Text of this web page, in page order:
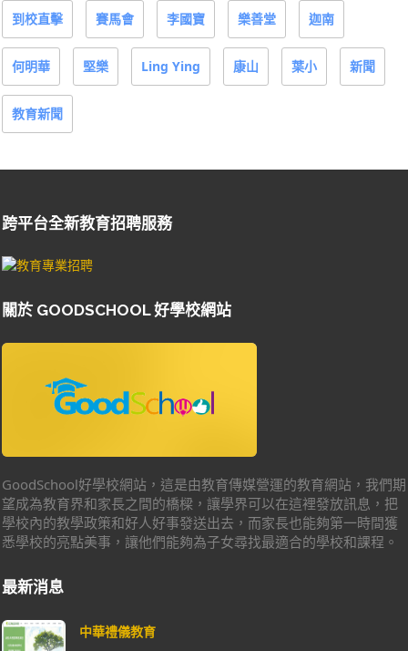
到校直擊 賽馬會 李國寶 樂善堂 迦南
何明華 堅樂 Ling Ying 康山 葉小 新聞
教育新聞
跨平台全新教育招聘服務
關於 GOODSCHOOL 好學校網站
GoodSchool好學校網站，這是由教育傳媒營運的教育網站，我們期
望成為教育界和家長之間的橋樑，讓學界可以在這裡發放訊息，把
學校內的教學政策和好人好事發送出去，而家長也能夠第一時間獲
悉學校的亮點美事，讓他們能夠為子女尋找最適合的學校和課程。
最新消息
中華禮儀教育